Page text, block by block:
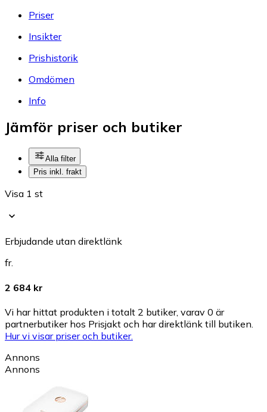
Priser
Insikter
Prishistorik
Omdömen
Info
Jämför priser och butiker
Alla filter
Pris inkl. frakt
Visa 1 st
Erbjudande utan direktlänk
fr.
2 684 kr
Vi har hittat produkten i totalt 2 butiker, varav 0 är
partnerbutiker hos Prisjakt och har direktlänk till butiken.
Hur vi visar priser och butiker.
Annons
Annons